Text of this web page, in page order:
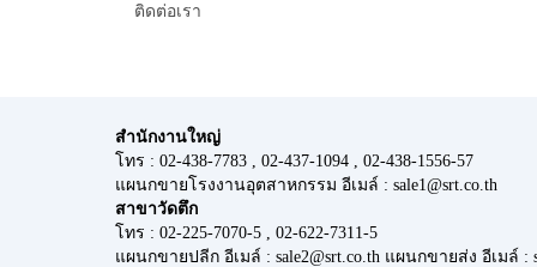
ติดต่อเรา
สำนักงานใหญ่
โทร : 02-438-7783 , 02-437-1094 , 02-438-1556-57
แผนกขายโรงงานอุตสาหกรรม อีเมล์ : sale1@srt.co.th
สาขาวัดตึก
โทร : 02-225-7070-5 , 02-622-7311-5
แผนกขายปลีก อีเมล์ : sale2@srt.co.th แผนกขายส่ง อีเมล์ :